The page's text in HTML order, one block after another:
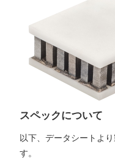
スペックについて
以下、データシートよ
す。